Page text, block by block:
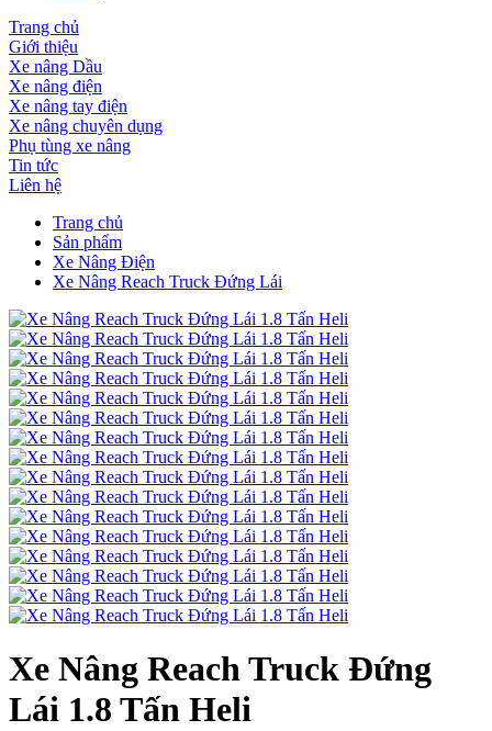
Trang chủ
Giới thiệu
Xe nâng Dầu
Xe nâng điện
Xe nâng tay điện
Xe nâng chuyên dụng
Phụ tùng xe nâng
Tin tức
Liên hệ
Trang chủ
Sản phẩm
Xe Nâng Điện
Xe Nâng Reach Truck Đứng Lái
Xe Nâng Reach Truck Đứng
Lái 1.8 Tấn Heli